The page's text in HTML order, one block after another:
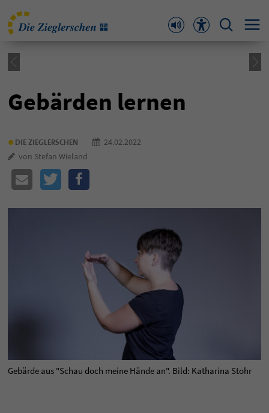
Gebärden lernen
• DIE ZIEGLERSCHEN
24.02.2022
von Stefan Wieland
Gebärde aus "Schau doch meine Hände an". Bild: Katharina Stohr